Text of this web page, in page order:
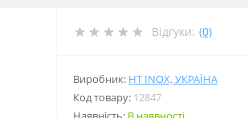
Відгуки: (0)
Виробник: HT INOX, УКРАЇНА
Код товару: 12847